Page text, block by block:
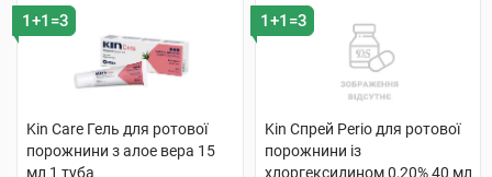
1+1=3
Kin Care Гель для ротової
порожнини з алое вера 15
мл 1 туба
1+1=3
Kin Спрей Perio для ротової
порожнини із
хлоргексидином 0,20% 40 мл